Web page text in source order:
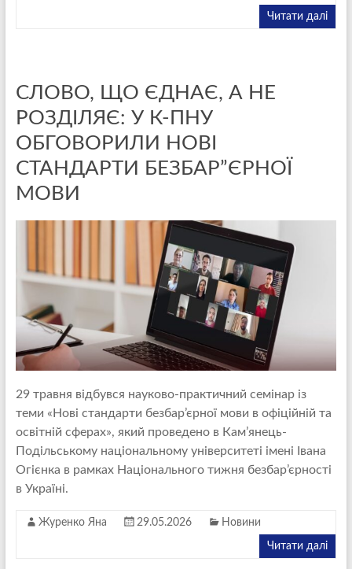
Читати далі
СЛОВО, ЩО ЄДНАЄ, А НЕ
РОЗДІЛЯЄ: У К-ПНУ
ОБГОВОРИЛИ НОВІ
СТАНДАРТИ БЕЗБАР”ЄРНОЇ
МОВИ
29 травня відбувся науково-практичний семінар із
теми «Нові стандарти безбар’єрної мови в офіційній та
освітній сферах», який проведено в Кам’янець-
Подільському національному університеті імені Івана
Огієнка в рамках Національного тижня безбар’єрності
в Україні.
Журенко Яна 29.05.2026 Новини
Читати далі